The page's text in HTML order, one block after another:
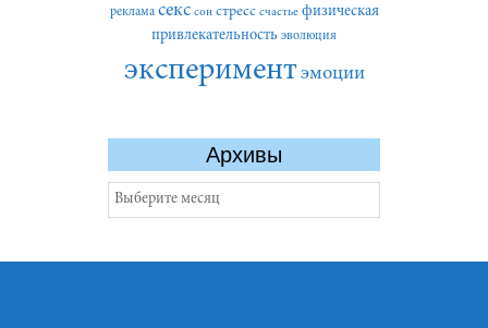
реклама секс сон стресс счастье физическая
привлекательность эволюция
экспериментэмоции
Архивы
Архивы